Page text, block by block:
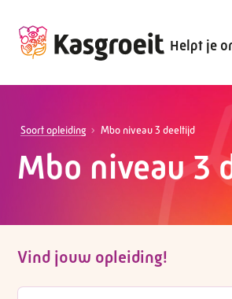
Helpt je
Soort opleiding Mbo niveau 3 deeltijd
Mbo niveau 3
Vind jouw opleiding!